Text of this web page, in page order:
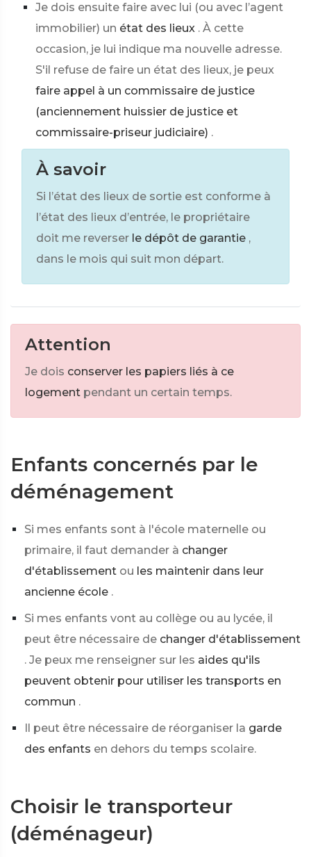
Je dois ensuite faire avec lui (ou avec l’agent
immobilier) un état des lieux . À cette
occasion, je lui indique ma nouvelle adresse.
S'il refuse de faire un état des lieux, je peux
faire appel à un commissaire de justice
(anciennement huissier de justice et
commissaire-priseur judiciaire) .
À savoir
Si l’état des lieux de sortie est conforme à
l’état des lieux d’entrée, le propriétaire
doit me reverser le dépôt de garantie ,
dans le mois qui suit mon départ.
Attention
Je dois conserver les papiers liés à ce
logement pendant un certain temps.
Enfants concernés par le
déménagement
Si mes enfants sont à l'école maternelle ou
primaire, il faut demander à changer
d'établissement ou les maintenir dans leur
ancienne école .
Si mes enfants vont au collège ou au lycée, il
peut être nécessaire de changer d'établissement
. Je peux me renseigner sur les aides qu'ils
peuvent obtenir pour utiliser les transports en
commun .
Il peut être nécessaire de réorganiser la garde
des enfants en dehors du temps scolaire.
Choisir le transporteur
(déménageur)